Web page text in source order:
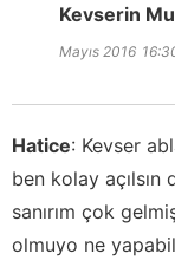
Kevserin
Mayıs 2016
Hatice: Kevser
ben kolay açılsın
sanırım çok
olmuyo ne